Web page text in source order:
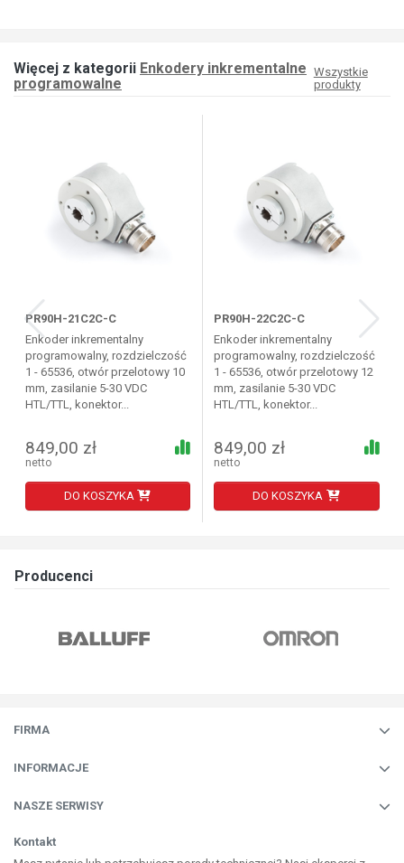
Więcej z kategorii Enkodery inkrementalne
programowalne
Wszystkie
produkty
PR90H-21C2C-C
Enkoder inkrementalny
programowalny, rozdzielczość
1 - 65536, otwór przelotowy 10
mm, zasilanie 5-30 VDC
HTL/TTL, konektor...
849,00 zł
netto
DO KOSZYKA
PR90H-22C2C-C
Enkoder inkrementalny
programowalny, rozdzielczość
1 - 65536, otwór przelotowy 12
mm, zasilanie 5-30 VDC
HTL/TTL, konektor...
849,00 zł
netto
DO KOSZYKA
Producenci
FIRMA
INFORMACJE
NASZE SERWISY
Kontakt